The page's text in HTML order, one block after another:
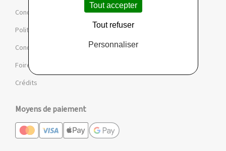
Conditions de la Marketplace
Politique de confidentialité et de cookies
Conditions des offres et jeux
Foire aux questions
Crédits
Moyens de paiement
Tout accepter
Tout refuser
Personnaliser